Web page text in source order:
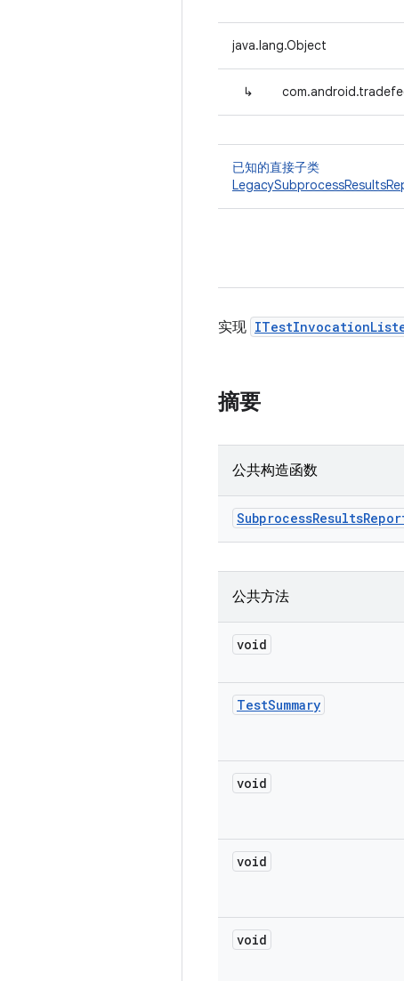
java.lang.Object
↳
已知的直接子类
实现
摘要
公共构造函数
SubprocessResults
公共方法
void
TestSummary
void
void
void